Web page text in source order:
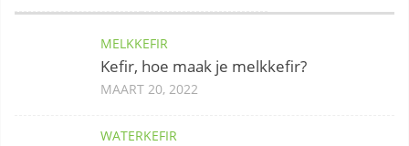
MELKKEFIR
Kefir, hoe maak je melkkefir?
MAART 20, 2022
WATERKEFIR